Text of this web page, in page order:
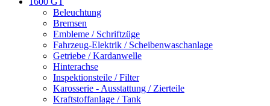
Beleuchtung
Bremsen
Embleme / Schriftzüge
Fahrzeug-Elektrik / Scheibenwaschanlage
Getriebe / Kardanwelle
Hinterachse
Inspektionsteile / Filter
Karosserie - Ausstattung / Zierteile
Kraftstoffanlage / Tank